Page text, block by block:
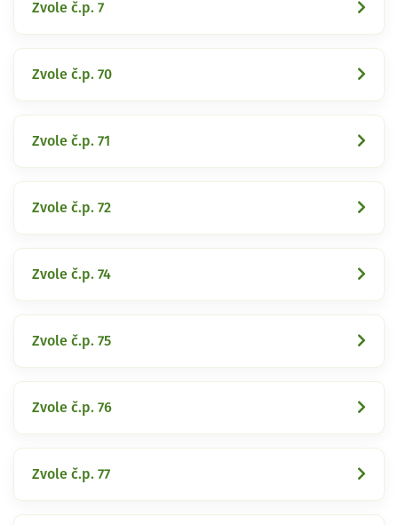
Zvole č.p. 7
Zvole č.p. 70
Zvole č.p. 71
Zvole č.p. 72
Zvole č.p. 74
Zvole č.p. 75
Zvole č.p. 76
Zvole č.p. 77